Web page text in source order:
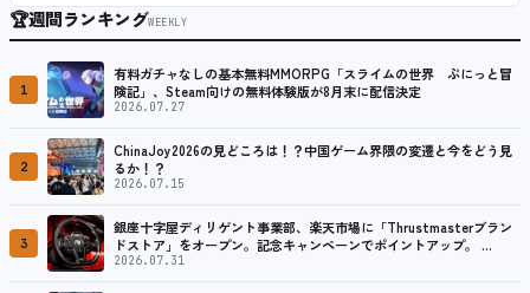
🏆週間ランキングWEEKLY
1
有料ガチャなしの基本無料MMORPG「スライムの世界 ぷにっと冒
険記」、Steam向けの無料体験版が8月末に配信決定
2026.07.27
2
ChinaJoy2026の見どころは！？中国ゲーム界隈の変遷と今をどう見
るか！？
2026.07.15
3
銀座十字屋ディリゲント事業部、楽天市場に「Thrustmasterブラン
ドストア」をオープン。記念キャンペーンでポイントアップ。 …
2026.07.31